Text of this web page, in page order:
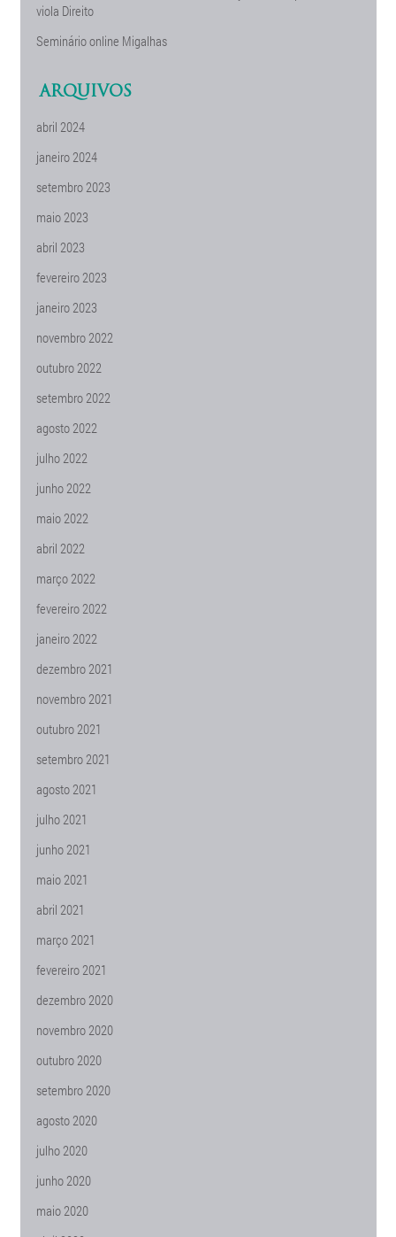
viola Direito
Seminário online Migalhas
ARQUIVOS
abril 2024
janeiro 2024
setembro 2023
maio 2023
abril 2023
fevereiro 2023
janeiro 2023
novembro 2022
outubro 2022
setembro 2022
agosto 2022
julho 2022
junho 2022
maio 2022
abril 2022
março 2022
fevereiro 2022
janeiro 2022
dezembro 2021
novembro 2021
outubro 2021
setembro 2021
agosto 2021
julho 2021
junho 2021
maio 2021
abril 2021
março 2021
fevereiro 2021
dezembro 2020
novembro 2020
outubro 2020
setembro 2020
agosto 2020
julho 2020
junho 2020
maio 2020